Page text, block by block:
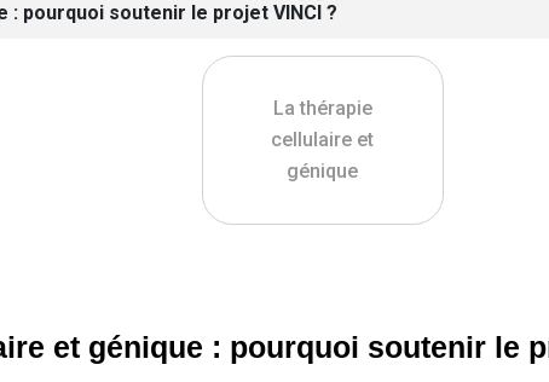
pourquoi soutenir le projet VINCI ?
La thérapie
cellulaire et
génique
et génique : pourquoi soutenir le